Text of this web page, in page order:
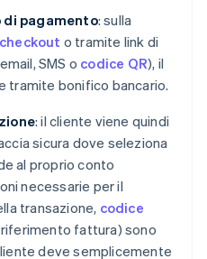
di pagamento: sulla
o tramite link di
SMS o codice QR), il
tramite bonifico bancario.
: il cliente viene quindi
sicura dove seleziona
al proprio conto
necessarie per il
transazione, codice
fattura) sono
deve semplicemente